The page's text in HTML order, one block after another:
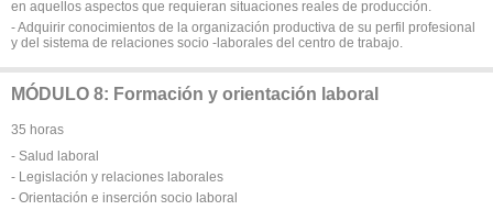
en aquellos aspectos que requieran situaciones reales de producción.
- Adquirir conocimientos de la organización productiva de su perfil profesional
y del sistema de relaciones socio -laborales del centro de trabajo.
MÓDULO 8: Formación y orientación laboral
35 horas
- Salud laboral
- Legislación y relaciones laborales
- Orientación e inserción socio laboral